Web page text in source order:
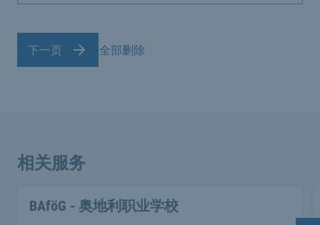
下一页 全部删除
相关服务
BAföG - 奥地利职业学校